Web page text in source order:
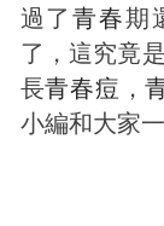
過了青春期
了，這究竟
長青春痘 ，
小編和大家